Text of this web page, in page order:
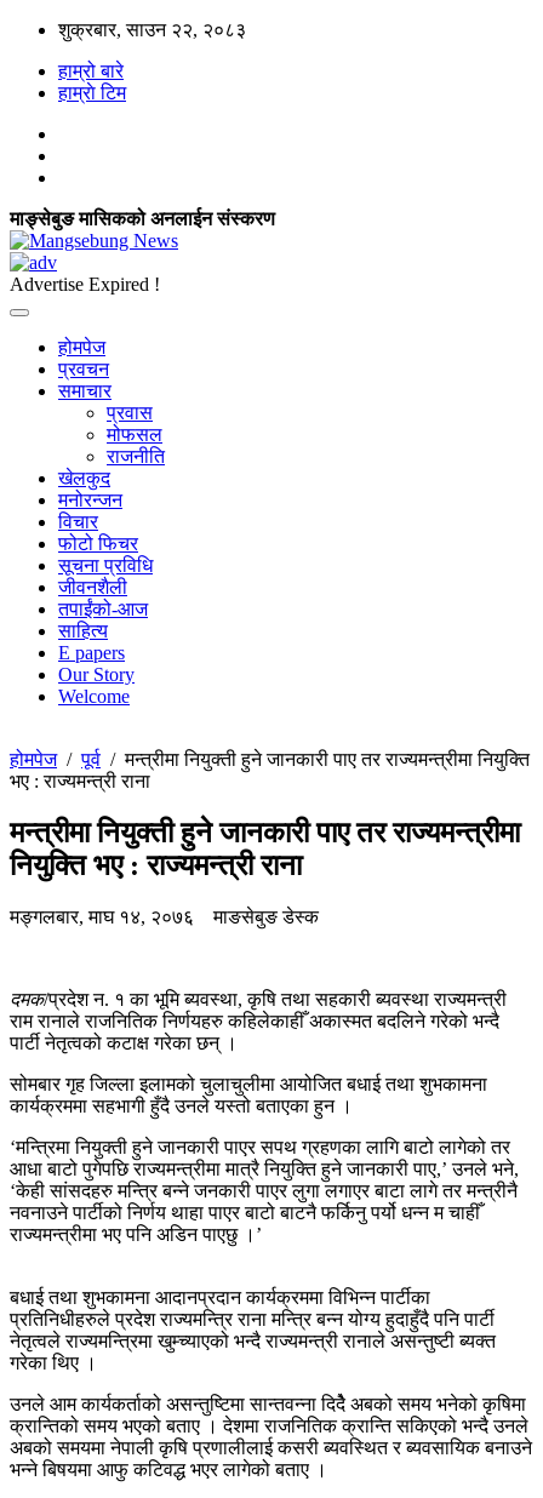
शुक्रबार, साउन २२, २०८३
हाम्रो बारे
हाम्राे टिम
माङ्सेबुङ मासिकको अनलाईन संस्करण
Advertise Expired !
होमपेज
प्रवचन
समाचार
प्रवास
मोफसल
राजनीति
खेलकुद
मनोरन्जन
विचार
फोटो फिचर
सूचना प्रविधि
जीवनशैली
तपाईंको-आज
साहित्य
E papers
Our Story
Welcome
होमपेज/पूर्व /मन्त्रीमा नियुक्ती हुने जानकारी पाए तर राज्यमन्त्रीमा नियुक्ति
भए : राज्यमन्त्री राना
मन्त्रीमा नियुक्ती हुने जानकारी पाए तर राज्यमन्त्रीमा
नियुक्ति भए : राज्यमन्त्री राना
मङ्गलबार, माघ १४, २०७६ माङसेबुङ डेस्क
दमक/प्रदेश न. १ का भूमि ब्यवस्था, कृषि तथा सहकारी ब्यवस्था राज्यमन्त्री
राम रानाले राजनितिक निर्णयहरु कहिलेकाहीँ अकास्मत बदलिने गरेको भन्दै
पार्टी नेतृत्वको कटाक्ष गरेका छन् ।
सोमबार गृह जिल्ला इलामको चुलाचुलीमा आयोजित बधाई तथा शुभकामना
कार्यक्रममा सहभागी हुँदै उनले यस्तो बताएका हुन ।
‘मन्त्रिमा नियुक्ती हुने जानकारी पाएर सपथ ग्रहणका लागि बाटो लागेको तर
आधा बाटो पुगेपछि राज्यमन्त्रीमा मात्रै नियुक्ति हुने जानकारी पाए,’ उनले भने,
‘केही सांसदहरु मन्त्रि बन्ने जनकारी पाएर लुगा लगाएर बाटा लागे तर मन्त्रीनै
नवनाउने पार्टीको निर्णय थाहा पाएर बाटो बाटनै फर्किनु पर्यो धन्न म चाहीँ
राज्यमन्त्रीमा भए पनि अडिन पाएछु ।’
बधाई तथा शुभकामना आदानप्रदान कार्यक्रममा विभिन्न पार्टीका
प्रतिनिधीहरुले प्रदेश राज्यमन्त्रि राना मन्त्रि बन्न योग्य हुदाहुँदै पनि पार्टी
नेतृत्वले राज्यमन्त्रिमा खुम्च्याएको भन्दै राज्यमन्त्री रानाले असन्तुष्टी ब्यक्त
गरेका थिए ।
उनले आम कार्यकर्ताको असन्तुष्टिमा सान्तवन्ना दिदैे अबको समय भनेको कृषिमा
क्रान्तिको समय भएको बताए । देशमा राजनितिक क्रान्ति सकिएको भन्दै उनले
अबको समयमा नेपाली कृषि प्रणालीलाई कसरी ब्यवस्थित र ब्यवसायिक बनाउने
भन्ने बिषयमा आफु कटिवद्ध भएर लागेको बताए ।